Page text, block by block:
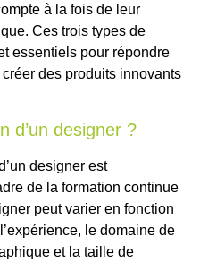
à la fois de leur
Ces trois types de
essentiels pour répondre
des produits innovants
d’un designer ?
designer est
de la formation continue
peut varier en fonction
le domaine de
et la taille de